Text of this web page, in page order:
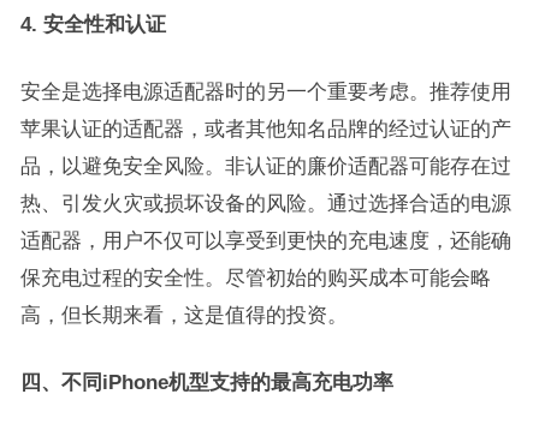
4. 安全性和认证
安全是选择电源适配器时的另一个重要考虑。推荐使用
苹果认证的适配器，或者其他知名品牌的经过认证的产
品，以避免安全风险。非认证的廉价适配器可能存在过
热、引发火灾或损坏设备的风险。通过选择合适的电源
适配器，用户不仅可以享受到更快的充电速度，还能确
保充电过程的安全性。尽管初始的购买成本可能会略
高，但长期来看，这是值得的投资。
四、不同iPhone机型支持的最高充电功率